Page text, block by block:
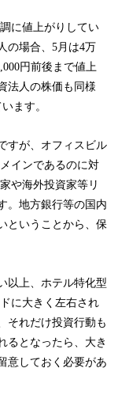
に値上がりしてい
の場合、5月は4万
円前後まで値上
法人の株価も同様
ます。
すが、オフィスビル
インであるのに対
や海外投資家等リ
。地方銀行等の国内
ということから、保
以上、ホテル特化型
に大きく左右され
それだけ投資行動も
るとなったら、大き
意しておく必要があ